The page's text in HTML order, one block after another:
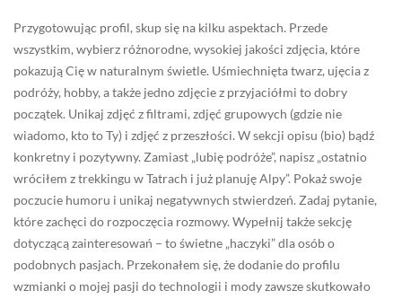
Przygotowując profil, skup się na kilku aspektach. Przede
wszystkim, wybierz różnorodne, wysokiej jakości zdjęcia, które
pokazują Cię w naturalnym świetle. Uśmiechnięta twarz, ujęcia z
podróży, hobby, a także jedno zdjęcie z przyjaciółmi to dobry
początek. Unikaj zdjęć z filtrami, zdjęć grupowych (gdzie nie
wiadomo, kto to Ty) i zdjęć z przeszłości. W sekcji opisu (bio) bądź
konkretny i pozytywny. Zamiast „lubię podróże”, napisz „ostatnio
wróciłem z trekkingu w Tatrach i już planuję Alpy”. Pokaż swoje
poczucie humoru i unikaj negatywnych stwierdzeń. Zadaj pytanie,
które zachęci do rozpoczęcia rozmowy. Wypełnij także sekcję
dotyczącą zainteresowań – to świetne „haczyki” dla osób o
podobnych pasjach. Przekonałem się, że dodanie do profilu
wzmianki o mojej pasji do technologii i mody zawsze skutkowało